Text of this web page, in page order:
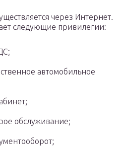
через Интернет.
следующие привилегии:
автомобильное
обслуживание;